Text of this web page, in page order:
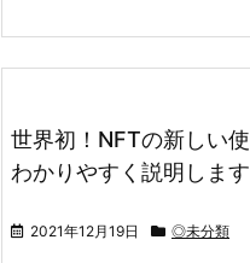
世界初！NFTの新しい
わかりやすく説明します
2021年12月19日 ◎未分類